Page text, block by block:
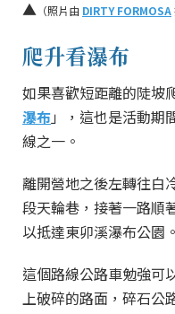
▲ （照片由 DIRTY FORMOSA
爬升看瀑布
如果喜歡短距離的陡坡
瀑布」，這也是活動期
線之一。
離開營地之後左轉往白
段天輪巷，接著一路順
以抵達東卯溪瀑布公園。
這個路線公路車勉強可
上破碎的路面，碎石公